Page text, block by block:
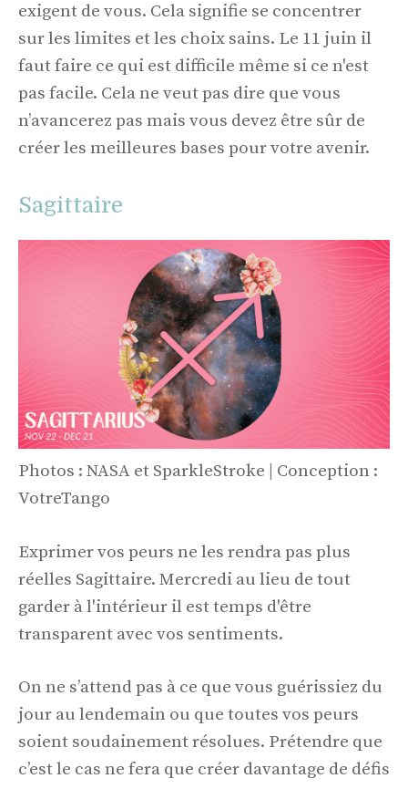
exigent de vous. Cela signifie se concentrer
sur les limites et les choix sains. Le 11 juin il
faut faire ce qui est difficile même si ce n'est
pas facile. Cela ne veut pas dire que vous
n’avancerez pas mais vous devez être sûr de
créer les meilleures bases pour votre avenir.
Sagittaire
Photos : NASA et SparkleStroke | Conception :
VotreTango
Exprimer vos peurs ne les rendra pas plus
réelles Sagittaire. Mercredi au lieu de tout
garder à l'intérieur il est temps d'être
transparent avec vos sentiments.
On ne s’attend pas à ce que vous guérissiez du
jour au lendemain ou que toutes vos peurs
soient soudainement résolues. Prétendre que
c’est le cas ne fera que créer davantage de défis